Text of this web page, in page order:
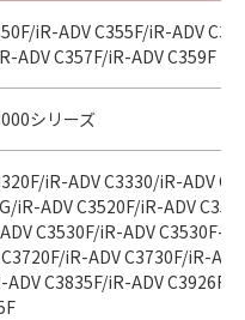
4 (June 1995),
shall acquire
is Canon
chome, Ohta-ku,
とは、
ソフトウェア」を
す。
iR-ADV C355F/iR-ADV
ADV C357F/iR-ADV C359F
シリーズ
iR-ADV C3330/iR-ADV
iR-ADV C3520F/iR-ADV
C3530F/iR-ADV C3530F-
iR-ADV C3730F/iR-
ADV C3835F/iR-ADV C3926F/